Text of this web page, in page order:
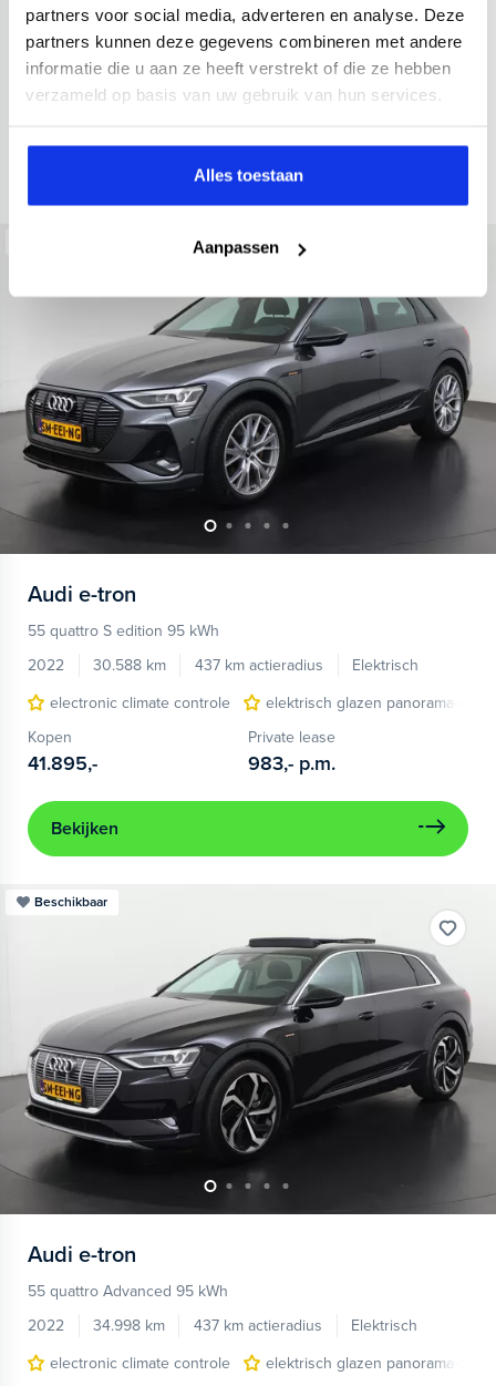
partners voor social media, adverteren en analyse. Deze
partners kunnen deze gegevens combineren met andere
informatie die u aan ze heeft verstrekt of die ze hebben
verzameld op basis van uw gebruik van hun services.
Alles toestaan
Aanpassen
Hybride benzine
Automaat
achteruitrijcamera
Apple Carplay/Android Auto
Kopen
Op aanvraag
Audi e-tron
55 quattro S edition 95 kWh
2022
30.588 km 437 km actieradius
Elektrisch
electronic climate controle
elektrisch glazen panorama-dak
Kopen
41.895,-
Private lease
983,- p.m.
Bekijken
Beschikbaar
Audi e-tron
55 quattro Advanced 95 kWh
2022
34.998 km 437 km actieradius
Elektrisch
electronic climate controle
elektrisch glazen panorama-dak